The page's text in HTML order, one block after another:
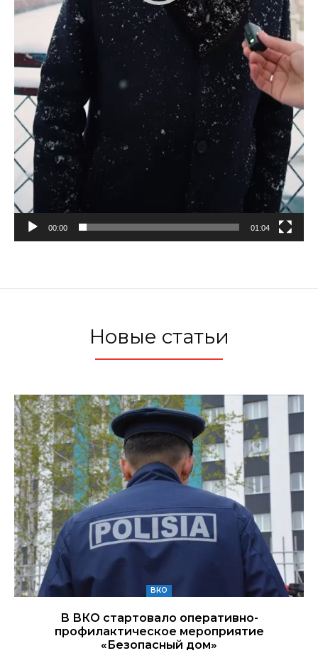
00:00 01:04
Новые статьи
ВКО
В ВКО стартовало оперативно-
профилактическое мероприятие
«Безопасный дом»